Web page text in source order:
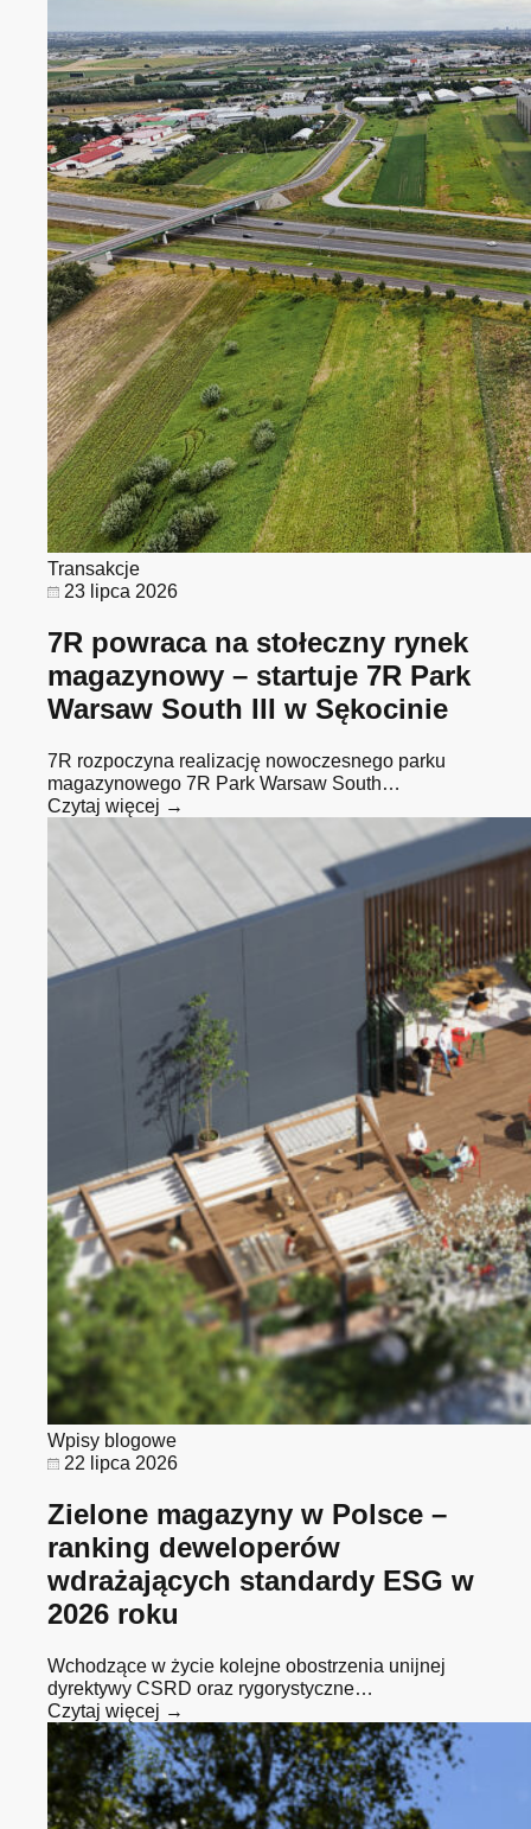
Transakcje
23 lipca 2026
7R powraca na stołeczny rynek
magazynowy – startuje 7R Park
Warsaw South III w Sękocinie
7R rozpoczyna realizację nowoczesnego parku
magazynowego 7R Park Warsaw South…
Czytaj więcej →
Wpisy blogowe
22 lipca 2026
Zielone magazyny w Polsce –
ranking deweloperów
wdrażających standardy ESG w
2026 roku
Wchodzące w życie kolejne obostrzenia unijnej
dyrektywy CSRD oraz rygorystyczne…
Czytaj więcej →